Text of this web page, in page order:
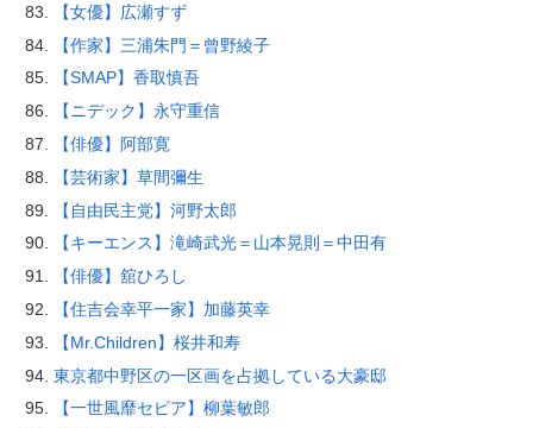
【女優】広瀬すず
【作家】三浦朱門＝曾野綾子
【SMAP】香取慎吾
【ニデック】永守重信
【俳優】阿部寛
【芸術家】草間彌生
【自由民主党】河野太郎
【キーエンス】滝崎武光＝山本晃則＝中田有
【俳優】舘ひろし
【住吉会幸平一家】加藤英幸
【Mr.Children】桜井和寿
東京都中野区の一区画を占拠している大豪邸
【一世風靡セピア】柳葉敏郎